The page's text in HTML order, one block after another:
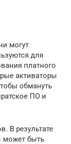
могут
для
платного
активаторы
обмануть
ПО и
В результате
может быть